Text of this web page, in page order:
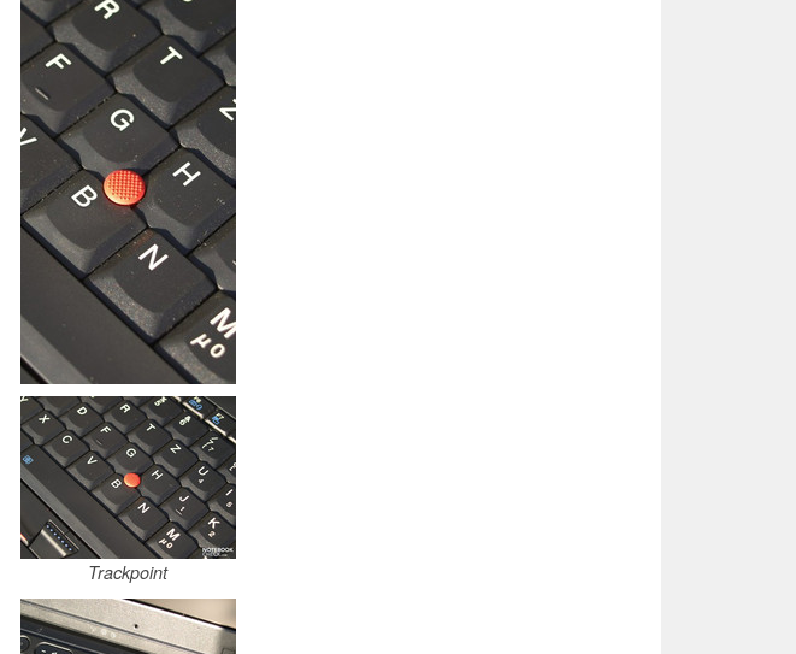
Trackpoint